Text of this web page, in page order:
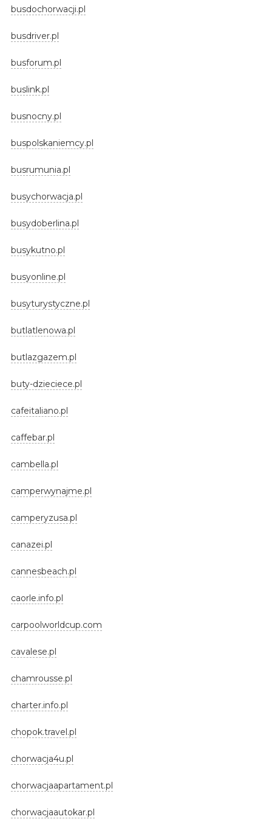
busdochorwacji.pl
busdriver.pl
busforum.pl
buslink.pl
busnocny.pl
buspolskaniemcy.pl
busrumunia.pl
busychorwacja.pl
busydoberlina.pl
busykutno.pl
busyonline.pl
busyturystyczne.pl
butlatlenowa.pl
butlazgazem.pl
buty-dzieciece.pl
cafeitaliano.pl
caffebar.pl
cambella.pl
camperwynajme.pl
camperyzusa.pl
canazei.pl
cannesbeach.pl
caorle.info.pl
carpoolworldcup.com
cavalese.pl
chamrousse.pl
charter.info.pl
chopok.travel.pl
chorwacja4u.pl
chorwacjaapartament.pl
chorwacjaautokar.pl